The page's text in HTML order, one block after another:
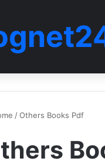
/Others Books Pdf